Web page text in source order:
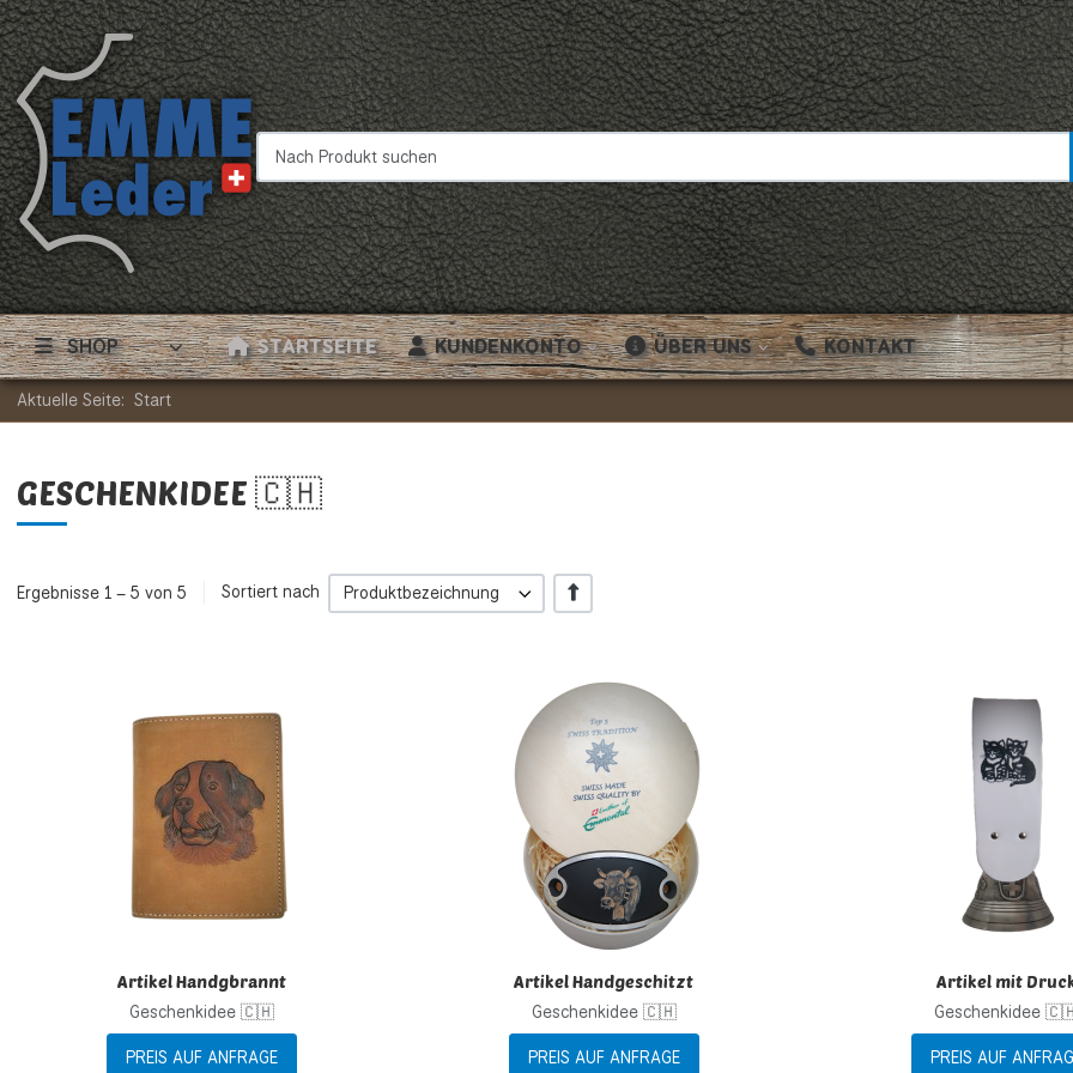
Nach Produkt suchen
SHOP STARTSEITE KUNDENKONTO ÜBER UNS KONTAKT
Aktuelle Seite: Start
GESCHENKIDEE 🇨🇭
Ergebnisse 1 – 5 von 5 Sortiert nach Produktbezeichnung +/-
Zur Wunschliste hinzufügen
Zur Vergleichsliste hinzufügen
Artikel Handgbrannt
Geschenkidee 🇨🇭
PREIS AUF ANFRAGE
Zur Vergleichsliste hinzufügen
Artikel Handgeschitzt
Geschenkidee 🇨🇭
PREIS AUF ANFRAGE
Artikel mit
Geschenkidee
PREIS AUF